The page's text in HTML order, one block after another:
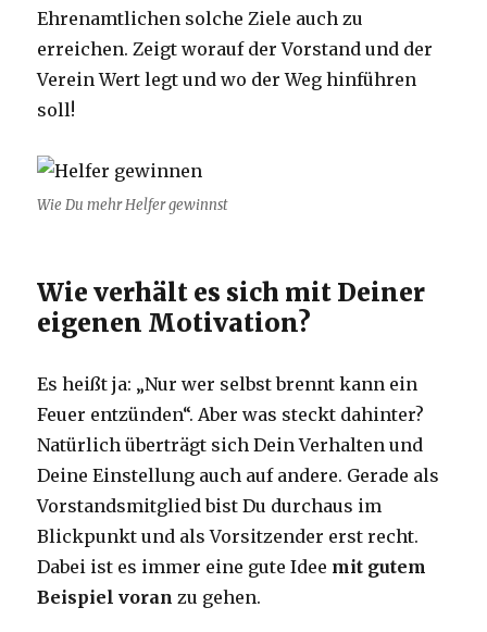
Ehrenamtlichen solche Ziele auch zu
erreichen. Zeigt worauf der Vorstand und der
Verein Wert legt und wo der Weg hinführen
soll!
Wie Du mehr Helfer gewinnst
Wie verhält es sich mit Deiner
eigenen Motivation?
Es heißt ja: „Nur wer selbst brennt kann ein
Feuer entzünden“. Aber was steckt dahinter?
Natürlich überträgt sich Dein Verhalten und
Deine Einstellung auch auf andere. Gerade als
Vorstandsmitglied bist Du durchaus im
Blickpunkt und als Vorsitzender erst recht.
Dabei ist es immer eine gute Idee mit gutem
Beispiel voran zu gehen.